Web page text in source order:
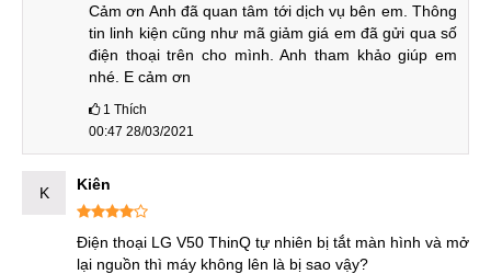
Cảm ơn Anh đã quan tâm tới dịch vụ bên em. Thông
tin linh kiện cũng như mã giảm giá em đã gửi qua số
điện thoại trên cho mình. Anh tham khảo giúp em
nhé. E cảm ơn
1 Thích
00:47 28/03/2021
K Kiên
Điện thoại LG V50 ThinQ tự nhiên bị tắt màn hình và mở
lại nguồn thì máy không lên là bị sao vậy?